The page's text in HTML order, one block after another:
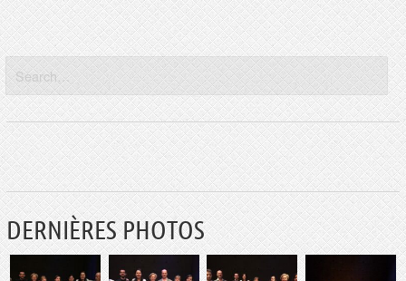
DERNIÈRES PHOTOS